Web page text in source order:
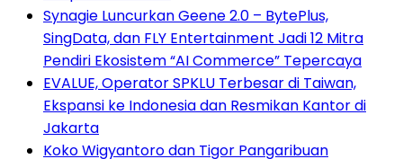
Synagie Luncurkan Geene 2.0 – BytePlus,
SingData, dan FLY Entertainment Jadi 12 Mitra
Pendiri Ekosistem “AI Commerce” Tepercaya
EVALUE, Operator SPKLU Terbesar di Taiwan,
Ekspansi ke Indonesia dan Resmikan Kantor di
Jakarta
Koko Wigyantoro dan Tigor Pangaribuan